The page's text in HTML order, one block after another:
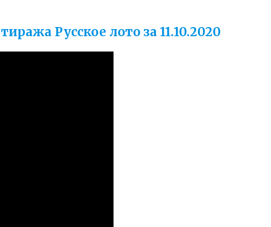
Русское лото за 11.10.2020